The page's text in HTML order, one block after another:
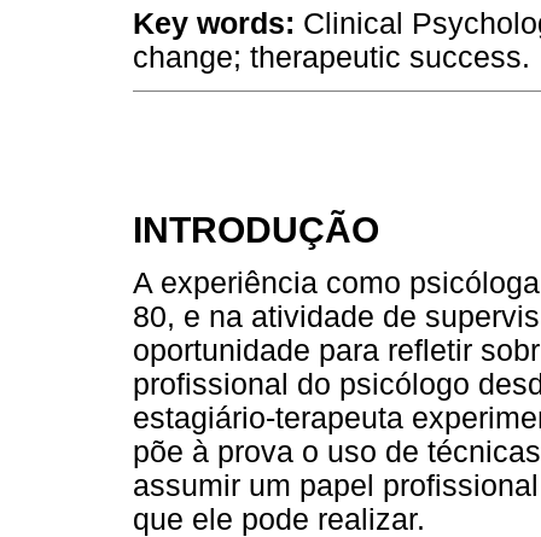
Key words: Clinical
change; therapeutic success.
INTRODUÇÃO
A experiência como
80, e na atividade de
oportunidade para refletir
profissional do psicólogo
estagiário-terapeuta
põe à prova o uso de
assumir um papel
que ele pode realizar.